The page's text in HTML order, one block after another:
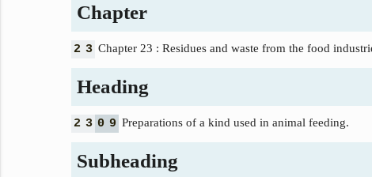
Chapter
2 3 Chapter 23 : Residues and waste from the food
Heading
2 3 0 9 Preparations of a kind used in animal feeding.
Subheading